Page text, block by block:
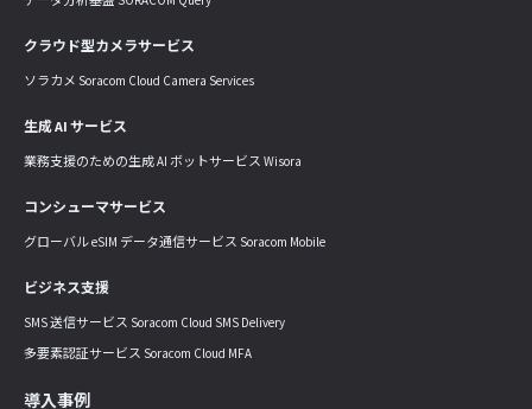
クラウド型カメラサービス
ソラカメ Soracom Cloud Camera Services
生成 AI サービス
業務支援のための生成 AI ボットサービス Wisora
コンシューマサービス
グローバル eSIM データ通信サービス Soracom Mobile
ビジネス支援
SMS 送信サービス Soracom Cloud SMS Delivery
多要素認証サービス Soracom Cloud MFA
導入事例